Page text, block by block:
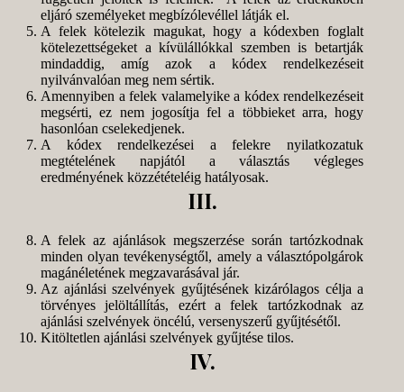
eljáró személyeket megbízólevéllel látják el.
A felek kötelezik magukat, hogy a kódexben foglalt
kötelezettségeket a kívülállókkal szemben is betartják
mindaddig, amíg azok a kódex rendelkezéseit
nyilvánvalóan meg nem sértik.
Amennyiben a felek valamelyike a kódex rendelkezéseit
megsérti, ez nem jogosítja fel a többieket arra, hogy
hasonlóan cselekedjenek.
A kódex rendelkezései a felekre nyilatkozatuk
megtételének napjától a választás végleges
eredményének közzétételéig hatályosak.
III.
A felek az ajánlások megszerzése során tartózkodnak
minden olyan tevékenységtől, amely a választópolgárok
magánéletének megzavarásával jár.
Az ajánlási szelvények gyűjtésének kizárólagos célja a
törvényes jelöltállítás, ezért a felek tartózkodnak az
ajánlási szelvények öncélú, versenyszerű gyűjtésétől.
Kitöltetlen ajánlási szelvények gyűjtése tilos.
IV.